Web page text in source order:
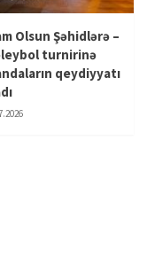
Olsun Şəhidlərə –
turnirinə
qeydiyyatı